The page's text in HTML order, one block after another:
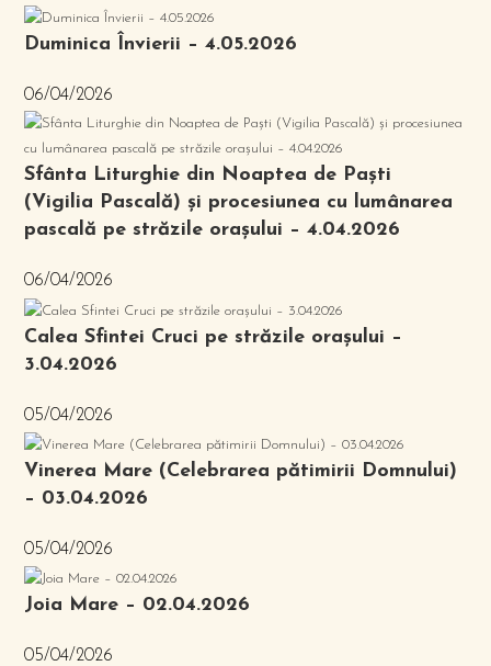
Duminica Învierii – 4.05.2026
06/04/2026
Sfânta Liturghie din Noaptea de Paști
(Vigilia Pascală) și procesiunea cu lumânarea
pascală pe străzile orașului – 4.04.2026
06/04/2026
Calea Sfintei Cruci pe străzile orașului –
3.04.2026
05/04/2026
Vinerea Mare (Celebrarea pătimirii Domnului)
– 03.04.2026
05/04/2026
Joia Mare – 02.04.2026
05/04/2026